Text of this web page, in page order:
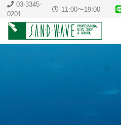
03-3345-
0201
11:00〜19:00